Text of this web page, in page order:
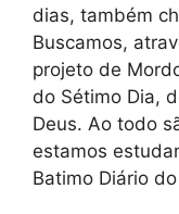
dias, também
Buscamos,
projeto de
do Sétimo Dia,
Deus. Ao todo
estamos
Batimo Diário